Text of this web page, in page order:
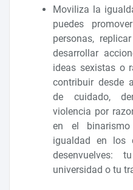
Moviliza la
puedes
personas,
desarrollar
ideas sexistas o
contribuir desde
de cuidado,
violencia por
en el
igualdad en los
desenvuelves:
universidad o tu